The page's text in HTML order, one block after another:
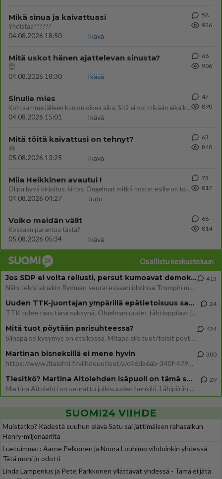
Mikä sinua ja kaivattuasi
Yhdistää??????
04.08.2026 18:50
Ikävä
58
926
Mitä uskot hänen ajattelevan sinusta?
😇
04.08.2026 18:30
Ikävä
66
906
Sinulle mies
Kohtaamme jälleen kun on oikea aika. Sitä ei voi mikään eikä kukaan estää <3 <3
04.08.2026 15:01
Ikävä
47
890
Mitä töitä kaivattusi on tehnyt?
😅
05.08.2026 13:25
Ikävä
63
840
Miia Heikkinen avautui !
Olipa hyvä kirjoitus, kiitos. Ongelmat mitkä nostat esille on todellisia ja tämä ylimielisyys totta ja se näkyy kaikessa
04.08.2026 04:27
Judo
75
817
Voiko meidän välit
Koskaan parantua tästä?
05.08.2026 05:34
Ikävä
68
814
Osallistu keskusteluun
Jos SDP ei voita reilusti, persut kumoavat demokratian Suomesta
Näin tekisi ainakin Rydman seuratessaan idolinsa Trumpin mallia https://www.is.fi/politiikka/art-2000012187244.html
413
Uuden TTK-juontajan ympärillä epätietoisuus sakenee - Nyt MTV hämmentää soppaa
TTK tulee taas tänä syksynä. Ohjelman uudet tähtioppilaat julkistetaan torstaina 6. elokuuta klo 14 alkavassa lehdistö
24
Mitä tuot pöytään parisuhteessa?
Siinäpä se kysymys on otsikossa. Mitäpä siis tuot/toisit pöytään parisuhteessa? Oletko mies vai nainen? Koetko sen mitä
424
Martinan bisneksillä ei mene hyvin
https://www.iltalehti.fi/viihdeuutiset/a/c46da6ab-340f-4790-aaa7-0865eed2336 Yrityksen konkurssihakemus on tullut kärä
300
Tiesitkö? Martina Aitolehden isäpuoli on tämä suosittu laulaja
Martina Aitolehti on seurattu julkisuuden henkilö. Lähipiiriin mahtuu muitakin tunnettuja henkilöitä. Tiesitkö, että Ma
29
SUOMI24 VIIHDE
Muistatko? Kädestä suuhun elävä Satu sai jättimäisen rahasalkun
Henry-miljonääriltä
Luetuimmat: Aarne Pelkonen ja Noora Louhimo vihdoinkin yhdessä -
Tätä moni jo odotti
Linda Lampenius ja Pete Parkkonen yllättävät yhdessä - Tämä ei jätä